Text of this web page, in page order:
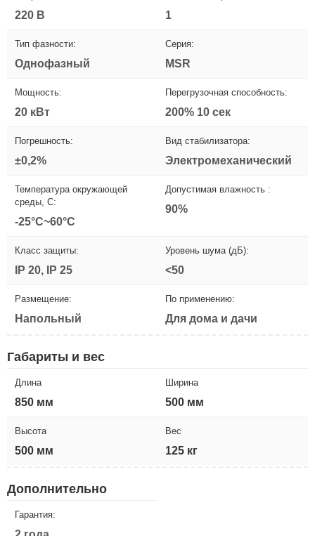
220 В 1
Тип фазности:
Однофазный
Серия:
MSR
Мощность:
20 кВт
Перегрузочная способность:
200% 10 сек
Погрешность:
±0,2%
Вид стабилизатора:
Электромеханический
Температура окружающей
среды, С:
-25°C~60°C
Допустимая влажность :
90%
Класс защиты:
IP 20, IP 25
Уровень шума (дБ):
<50
Размещение:
Напольный
По применению:
Для дома и дачи
Габариты и вес
Длина
850 мм
Ширина
500 мм
Высота
500 мм
Вес
125 кг
Дополнительно
Гарантия: